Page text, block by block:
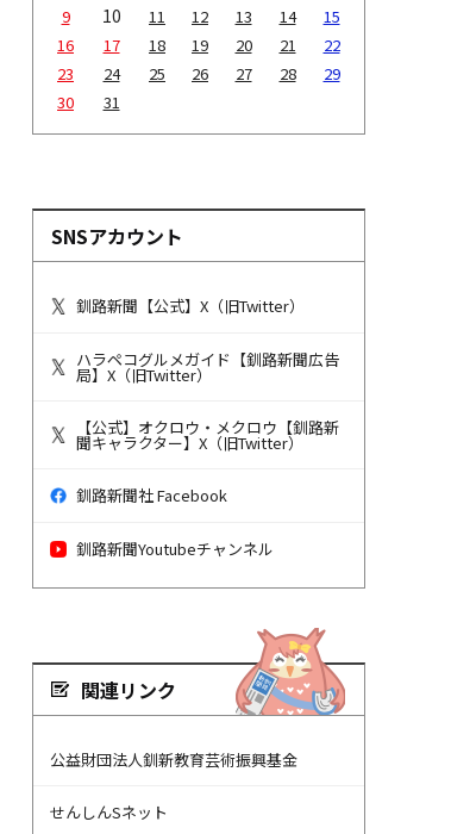
9
10 11 12 13 14
15
16
17 18 19 20 21
22
23
24 25 26 27 28
29
30
31
SNSアカウント
釧路新聞【公式】X（旧Twitter）
ハラペコグルメガイド【釧路新聞広告
局】X（旧Twitter）
【公式】オクロウ・メクロウ【釧路新
聞キャラクター】X（旧Twitter）
釧路新聞社 Facebook
釧路新聞Youtubeチャンネル
関連リンク
公益財団法人釧新教育芸術振興基金
せんしんSネット